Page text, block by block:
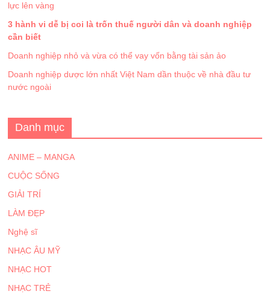
lực lên vàng
3 hành vi dễ bị coi là trốn thuế người dân và doanh nghiệp
cần biết
Doanh nghiệp nhỏ và vừa có thể vay vốn bằng tài sản ảo
Doanh nghiệp dược lớn nhất Việt Nam dần thuộc về nhà đầu tư
nước ngoài
Danh mục
ANIME – MANGA
CUỘC SỐNG
GIẢI TRÍ
LÀM ĐẸP
Nghệ sĩ
NHẠC ÂU MỸ
NHẠC HOT
NHẠC TRẺ